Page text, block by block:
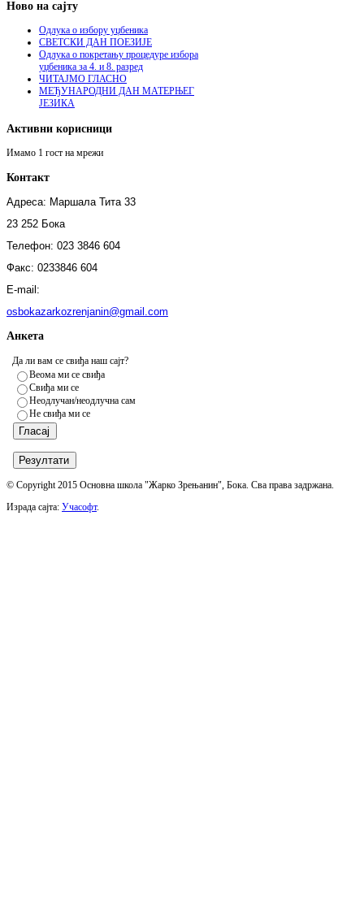
Ново на сајту
Одлука о избору уџбеника
СВЕТСКИ ДАН ПОЕЗИЈЕ
Одлука о покретању процедуре избора
уџбеника за 4. и 8. разред
ЧИТАЈМО ГЛАСНО
МЕЂУНАРОДНИ ДАН МАТЕРЊЕГ
ЈЕЗИКА
Активни корисници
Имамо 1 гост на мрежи
Контакт
Адреса: Маршала Тита 33
23 252 Бока
Телефон: 023 3846 604
Факс: 0233846 604
E-mail:
osbokazarkozrenjanin@gmail.com
Анкета
Да ли вам се свиђа наш сајт?
Веома ми се свиђа
Свиђа ми се
Неодлучан/неодлучна сам
Не свиђа ми се
© Copyright 2015 Основна школа "Жарко Зрењанин", Бока. Сва права задржана.
Израда сајта: Учасофт.